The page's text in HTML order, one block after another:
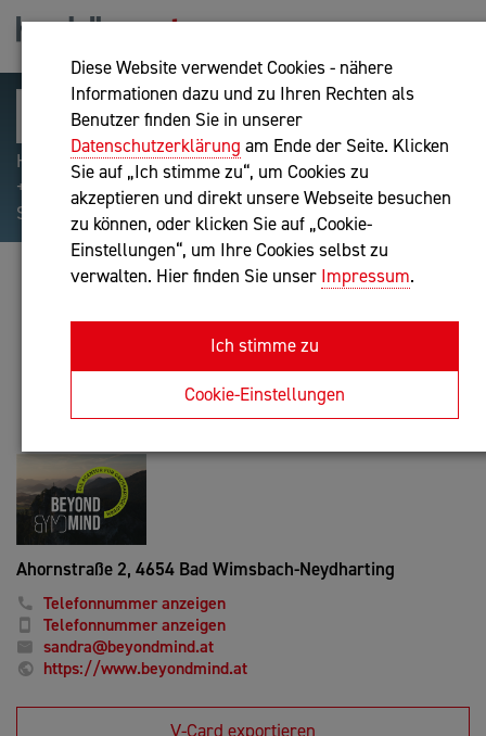
Diese Website verwendet Cookies - nähere
Informationen dazu und zu Ihren Rechten als
Benutzer finden Sie in unserer
Datenschutzerklärung am Ende der Seite. Klicken
Sie auf „Ich stimme zu“, um Cookies zu
akzeptieren und direkt unsere Webseite besuchen
zu können, oder klicken Sie auf „Cookie-
Einstellungen“, um Ihre Cookies selbst zu
verwalten. Hier finden Sie unser Impressum.
Ich stimme zu
Cookie-Einstellungen
Hilfreiche Suchparameter: Begriff einschließen:
+webshop, Begriff ausschließen: -webshop, Exakter
Suchbegriff: "internet of things"
BEYONDMIND OG
Unternehmensberatung
Anfrage oder Rückruf
Ahornstraße 2, 4654 Bad Wimsbach-Neydharting
Telefonnummer anzeigen
Telefonnummer anzeigen
sandra@beyondmind.at
https://www.beyondmind.at
V-Card exportieren